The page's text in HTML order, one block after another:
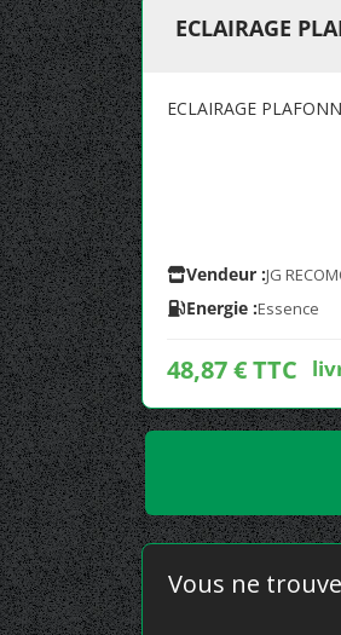
ECLAIRAGE
ECLAIRAGE
Vendeur :JG
Energie :Essence
48,87 € TTC
Vous ne